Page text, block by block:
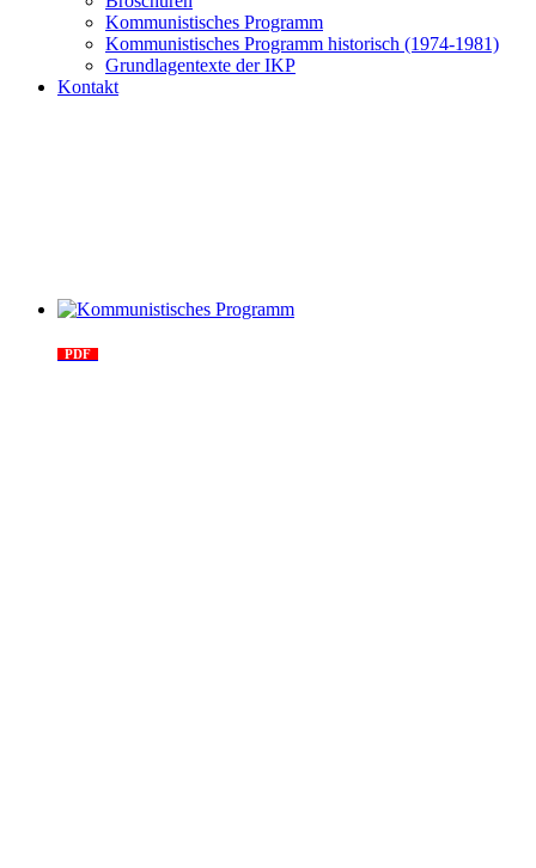
PDF
Kommunistisches Programm
Kommunistisches Programm historisch (1974-1981)
Grundlagentexte der IKP
Kontakt